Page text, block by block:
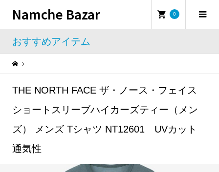
Namche Bazar 0
おすすめアイテム
THE NORTH FACE ザ・ノース・フェイス ショートスリーブハイカーズティー（メンズ） メンズ Tシャツ NT12601 UVカット 通気性
THE NORTH FACE ザ・ノース・フェイス
ショートスリーブハイカーズティー（メン
ズ） メンズ Tシャツ NT12601 UVカット
通気性